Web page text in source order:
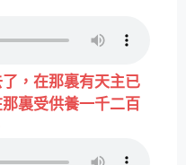
，在那裏有天主已
裏受供養一千二百